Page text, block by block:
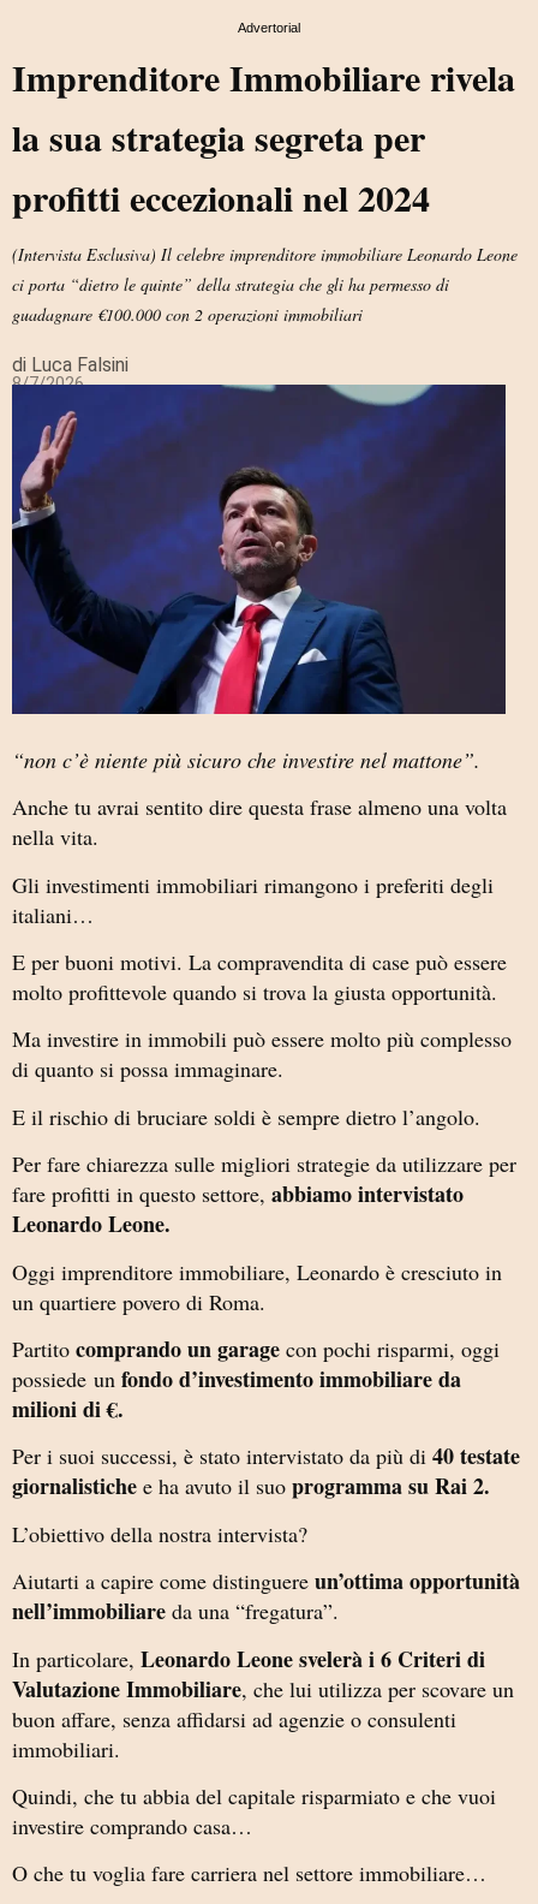
Advertorial
Imprenditore Immobiliare rivela
la sua strategia segreta per
profitti eccezionali nel 2024
(Intervista Esclusiva) Il celebre imprenditore immobiliare Leonardo Leone
ci porta “dietro le quinte” della strategia che gli ha permesso di
guadagnare €100.000 con 2 operazioni immobiliari
di Luca Falsini
8/7/2026
“non c’è niente più sicuro che investire nel mattone”.
Anche tu avrai sentito dire questa frase almeno una volta
nella vita.
Gli investimenti immobiliari rimangono i preferiti degli
italiani…
E per buoni motivi. La compravendita di case può essere
molto profittevole quando si trova la giusta opportunità.
Ma investire in immobili può essere molto più complesso
di quanto si possa immaginare.
E il rischio di bruciare soldi è sempre dietro l’angolo.
Per fare chiarezza sulle migliori strategie da utilizzare per
fare profitti in questo settore, abbiamo intervistato
Leonardo Leone.
Oggi imprenditore immobiliare, Leonardo è cresciuto in
un quartiere povero di Roma.
Partito comprando un garage con pochi risparmi, oggi
possiede un fondo d’investimento immobiliare da
milioni di €.
Per i suoi successi, è stato intervistato da più di 40 testate
giornalistiche e ha avuto il suo programma su Rai 2.
L’obiettivo della nostra intervista?
Aiutarti a capire come distinguere un’ottima opportunità
nell’immobiliare da una “fregatura”.
In particolare, Leonardo Leone svelerà i 6 Criteri di
Valutazione Immobiliare, che lui utilizza per scovare un
buon affare, senza affidarsi ad agenzie o consulenti
immobiliari.
Quindi, che tu abbia del capitale risparmiato e che vuoi
investire comprando casa…
O che tu voglia fare carriera nel settore immobiliare…